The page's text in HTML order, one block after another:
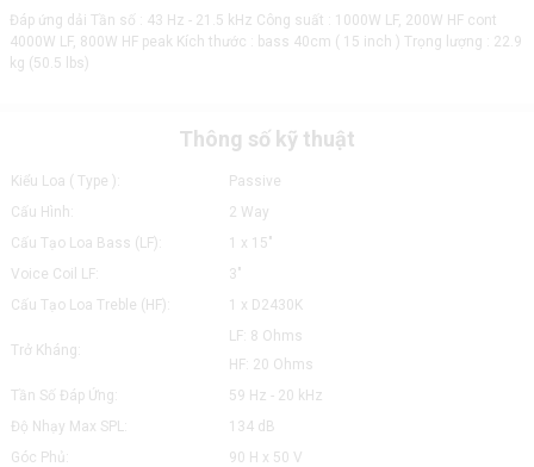
Đáp ứng dải Tần số : 43 Hz - 21.5 kHz Công suất : 1000W LF, 200W HF cont
4000W LF, 800W HF peak Kích thước : bass 40cm ( 15 inch ) Trọng lượng : 22.9
kg (50.5 lbs)
Thông số kỹ thuật
Kiểu Loa ( Type ):
Passive
Cấu Hình:
2 Way
Cấu Tạo Loa Bass (LF):
1 x 15"
Voice Coil LF:
3"
Cấu Tạo Loa Treble (HF):
1 x D2430K
Trở Kháng:
LF: 8 Ohms
HF: 20 Ohms
Tần Số Đáp Ứng:
59 Hz - 20 kHz
Độ Nhạy Max SPL:
134 dB
Góc Phủ:
90 H x 50 V